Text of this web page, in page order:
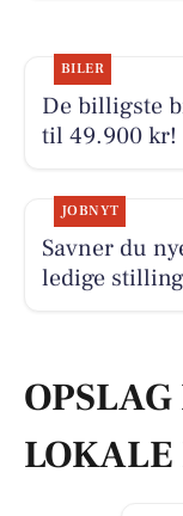
BILER
De billigste
til 49.900 kr!
JOBNYT
Savner du
ledige
OPSLAG
LOKALE